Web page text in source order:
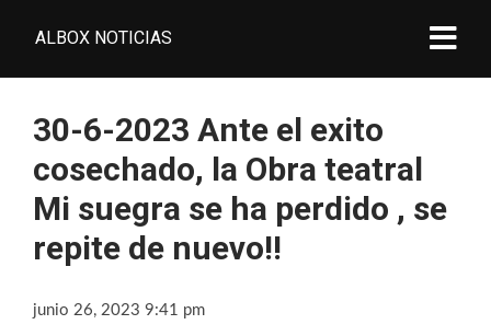
ALBOX NOTICIAS
30-6-2023 Ante el exito
cosechado, la Obra teatral
Mi suegra se ha perdido , se
repite de nuevo!!
junio 26, 2023 9:41 pm